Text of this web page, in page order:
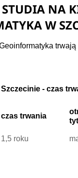
NA
W
trwają
- czas
czas trwania
1,5 roku